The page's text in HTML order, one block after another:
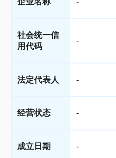
社会统一信
用代码
-
法定代表人 -
经营状态 -
成立日期 -